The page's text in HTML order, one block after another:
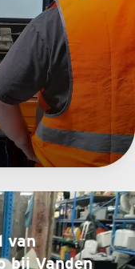
van
bij Vanden